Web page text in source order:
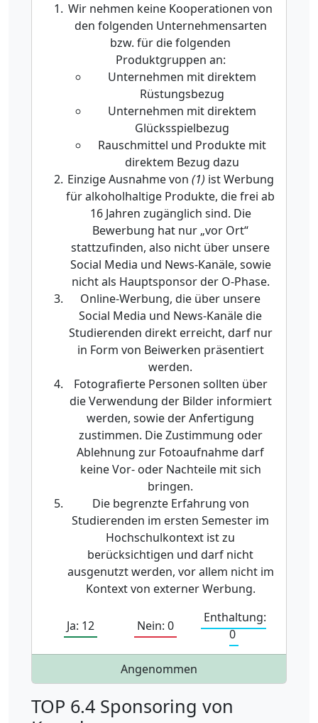
Wir nehmen keine Kooperationen von
den folgenden Unternehmensarten
bzw. für die folgenden
Produktgruppen an:
Unternehmen mit direktem
Rüstungsbezug
Unternehmen mit direktem
Glücksspielbezug
Rauschmittel und Produkte mit
direktem Bezug dazu
Einzige Ausnahme von (1) ist Werbung
für alkoholhaltige Produkte, die frei ab
16 Jahren zugänglich sind. Die
Bewerbung hat nur „vor Ort“
stattzufinden, also nicht über unsere
Social Media und News-Kanäle, sowie
nicht als Hauptsponsor der O-Phase.
Online-Werbung, die über unsere
Social Media und News-Kanäle die
Studierenden direkt erreicht, darf nur
in Form von Beiwerken präsentiert
werden.
Fotografierte Personen sollten über
die Verwendung der Bilder informiert
werden, sowie der Anfertigung
zustimmen. Die Zustimmung oder
Ablehnung zur Fotoaufnahme darf
keine Vor- oder Nachteile mit sich
bringen.
Die begrenzte Erfahrung von
Studierenden im ersten Semester im
Hochschulkontext ist zu
berücksichtigen und darf nicht
ausgenutzt werden, vor allem nicht im
Kontext von externer Werbung.
Ja: 12 Nein: 0
Enthaltung:
0
Angenommen
TOP 6.4 Sponsoring von